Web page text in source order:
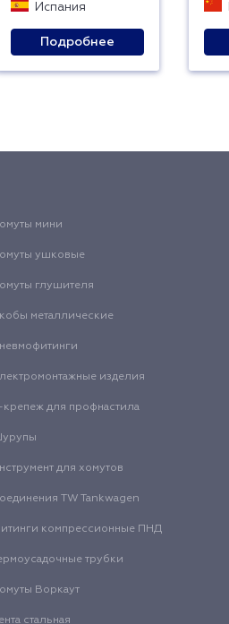
Испания
Подробнее
мини
ушковые
глушителя
металлические
изделия
крепеж для профнастила
для хомутов
TW Tankwagen
компрессионные ПНД
трубки
Воркаут
стальная